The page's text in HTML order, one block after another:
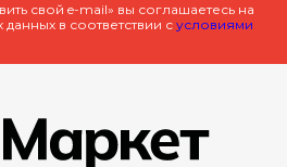
свой e-mail» вы соглашаетесь на
в соответствии с условиями